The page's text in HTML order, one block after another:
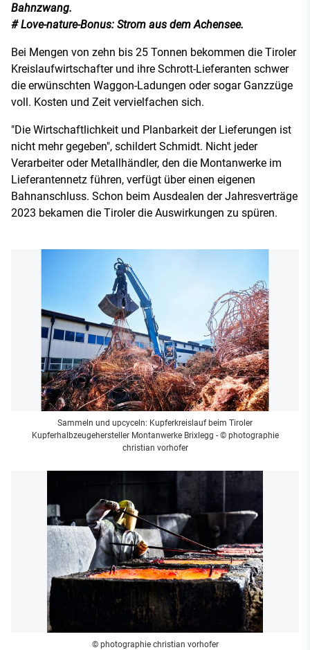
Bahnzwang.
# Love-nature-Bonus: Strom aus dem Achensee.
Bei Mengen von zehn bis 25 Tonnen bekommen die Tiroler
Kreislaufwirtschafter und ihre Schrott-Lieferanten schwer
die erwünschten Waggon-Ladungen oder sogar Ganzzüge
voll. Kosten und Zeit vervielfachen sich.
"Die Wirtschaftlichkeit und Planbarkeit der Lieferungen ist
nicht mehr gegeben", schildert Schmidt. Nicht jeder
Verarbeiter oder Metallhändler, den die Montanwerke im
Lieferantennetz führen, verfügt über einen eigenen
Bahnanschluss. Schon beim Ausdealen der Jahresverträge
2023 bekamen die Tiroler die Auswirkungen zu spüren.
Sammeln und upcyceln: Kupferkreislauf beim Tiroler
Kupferhalbzeugehersteller Montanwerke Brixlegg - © photographie
christian vorhofer
© photographie christian vorhofer